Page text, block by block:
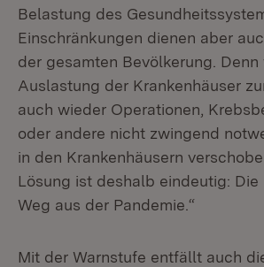
Belastung des
Einschränkungen dienen aber
der gesamten Bevölkerung. Denn
Auslastung der Krankenhäuser
auch wieder Operationen,
oder andere nicht zwingend
in den Krankenhäusern
Lösung ist deshalb eindeutig:
Weg aus der Pandemie.“
Mit der Warnstufe entfällt auch